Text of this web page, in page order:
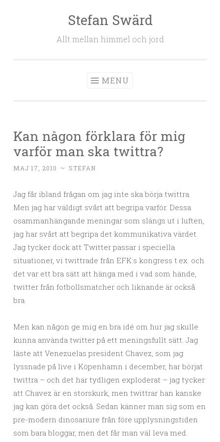
Stefan Swärd
Allt mellan himmel och jord
MENU
Kan någon förklara för mig
varför man ska twittra?
MAJ 17, 2010 ~ STEFAN
Jag får ibland frågan om jag inte ska börja twittra.
Men jag har väldigt svårt att begripa varför. Dessa
osammanhängande meningar som slängs ut i luften,
jag har svårt att begripa det kommunikativa värdet.
Jag tycker dock att Twitter passar i speciella
situationer, vi twittrade från EFK:s kongress t.ex. och
det var ett bra sätt att hänga med i vad som hände,
twitter från fotbollsmatcher och liknande är också
bra.
Men kan någon ge mig en bra idé om hur jag skulle
kunna använda twitter på ett meningsfullt sätt. Jag
läste att Venezuelas president Chavez, som jag
lyssnade på live i Köpenhamn i december, har börjat
twittra – och det har tydligen exploderat – jag tycker
att Chavez är en storskurk, men twittrar han kanske
jag kan göra det också. Sedan känner man sig som en
pre-modern dinosariure från före upplysningstiden
som bara bloggar, men det får man väl leva med.